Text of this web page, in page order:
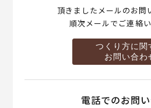
頂きましたメールのお問
順次メールでご連絡い
つくり方に関
お問い合わ
電話でのお問